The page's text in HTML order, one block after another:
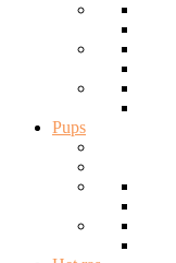
Pups